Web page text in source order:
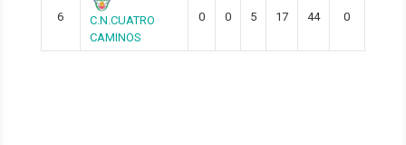
6
C.N.CUATRO
CAMINOS
0 0 5 17 44 0